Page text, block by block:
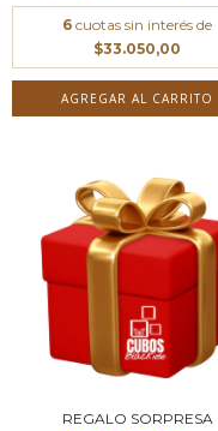
6 cuotas sin interés de
$33.050,00
AGREGAR AL CARRITO
REGALO SORPRESA